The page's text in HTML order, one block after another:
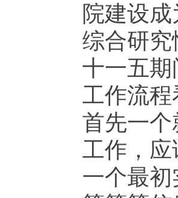
院建设
综合研
十一五
工作流
首先一
工作，
一个最